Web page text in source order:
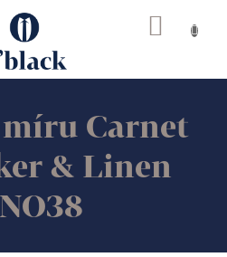
Carnet
& Linen